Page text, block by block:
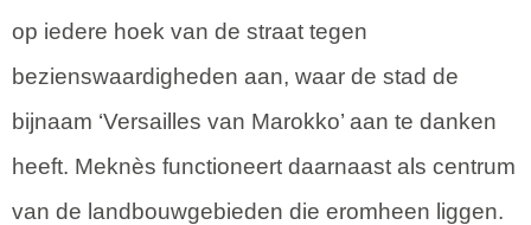
op iedere hoek van de straat tegen
bezienswaardigheden aan, waar de stad de
bijnaam ‘Versailles van Marokko’ aan te danken
heeft. Meknès functioneert daarnaast als centrum
van de landbouwgebieden die eromheen liggen.